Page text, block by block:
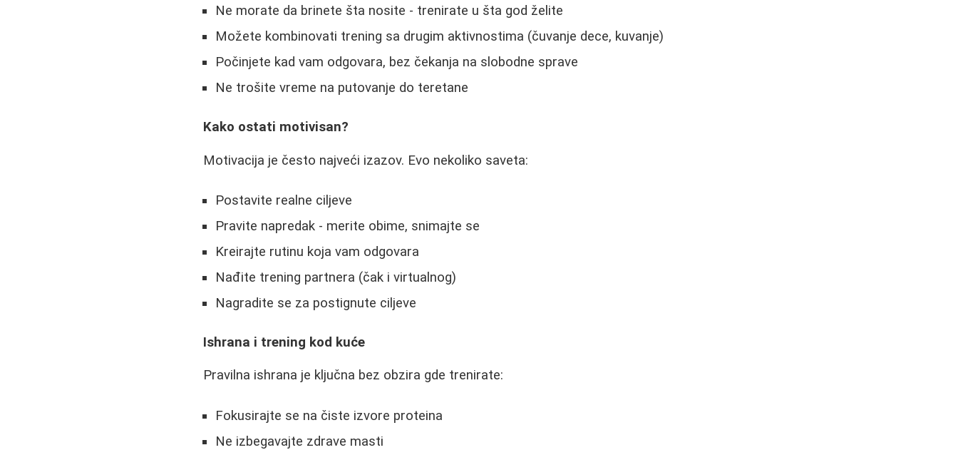
Ne morate da brinete šta nosite - trenirate u šta god želite
Možete kombinovati trening sa drugim aktivnostima (čuvanje dece, kuvanje)
Počinjete kad vam odgovara, bez čekanja na slobodne sprave
Ne trošite vreme na putovanje do teretane
Kako ostati motivisan?
Motivacija je često najveći izazov. Evo nekoliko saveta:
Postavite realne ciljeve
Pravite napredak - merite obime, snimajte se
Kreirajte rutinu koja vam odgovara
Nađite trening partnera (čak i virtualnog)
Nagradite se za postignute ciljeve
Ishrana i trening kod kuće
Pravilna ishrana je ključna bez obzira gde trenirate:
Fokusirajte se na čiste izvore proteina
Ne izbegavajte zdrave masti